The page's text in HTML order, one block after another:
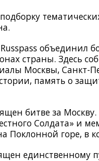
подборку
объединил
страны. Здесь
Москвы, Санкт-
память о
битве за Москву.
Солдата» и
горе, в
единственному